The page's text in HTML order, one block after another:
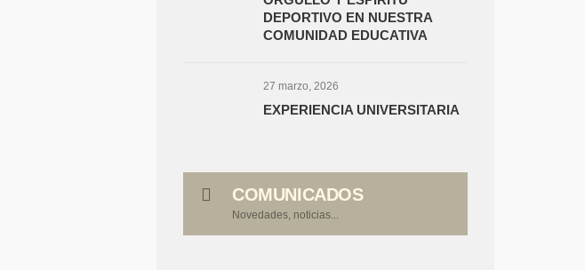
DEPORTIVO EN NUESTRA
COMUNIDAD EDUCATIVA
27 marzo, 2026
EXPERIENCIA UNIVERSITARIA
COMUNICADOS
Novedades, noticias...